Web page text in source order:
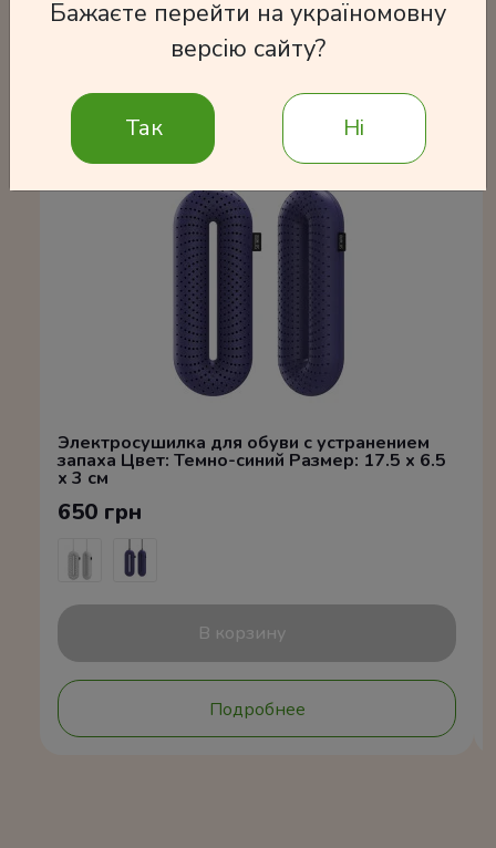
Часто покупают
Электросушилка для обуви с устранением
запаха Цвет: Темно-синий Размер: 17.5 x 6.5
x 3 см
650 грн
В корзину
Подробнее
Бажаєте перейти на україномовну
версію сайту?
Так Ні